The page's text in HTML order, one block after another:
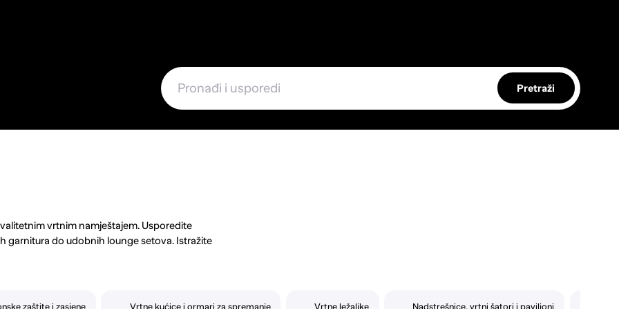
Pretraži
vrtnim namještajem. Usporedite
garnitura do udobnih lounge setova. Istražite
zaštite i zasjene Vrtne kućice i ormari za spremanje Vrtne ležaljke Nadstrešnice, vrtni šatori i paviljoni